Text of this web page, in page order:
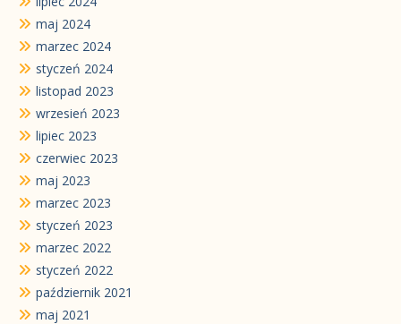
maj 2024
marzec 2024
styczeń 2024
listopad 2023
wrzesień 2023
lipiec 2023
czerwiec 2023
maj 2023
marzec 2023
styczeń 2023
marzec 2022
styczeń 2022
październik 2021
maj 2021